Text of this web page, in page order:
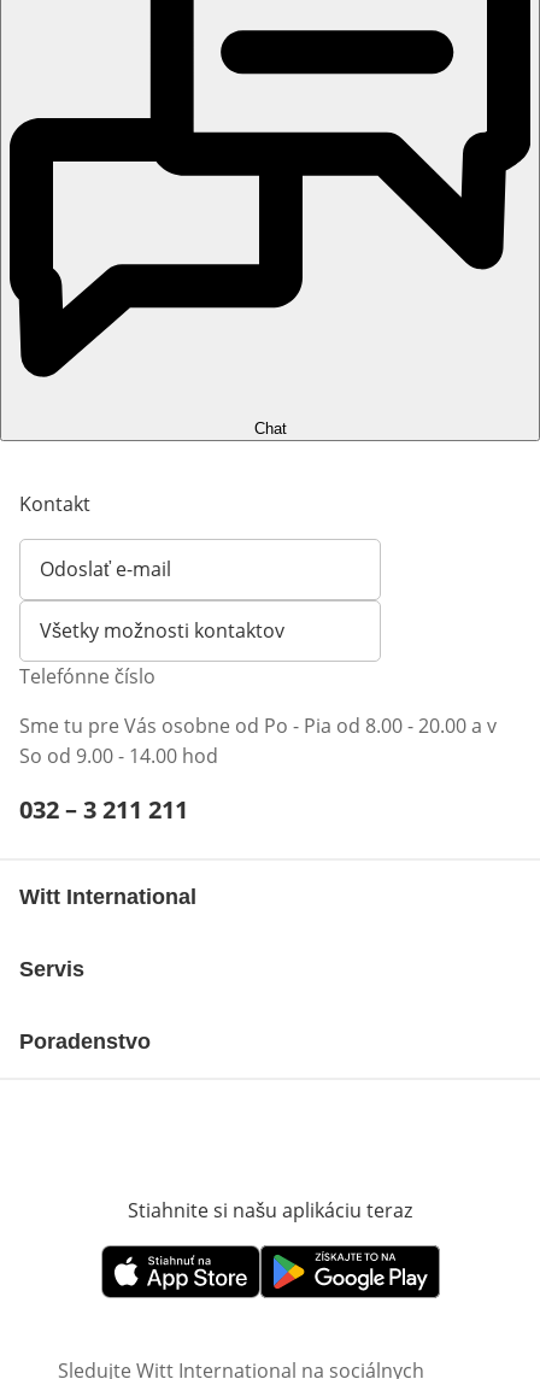
Chat
Kontakt
Odoslať e-mail
Otvorí e-mailového klienta
Všetky možnosti kontaktov
Telefónne číslo
Sme tu pre Vás osobne od Po - Pia od 8.00 - 20.00 a v
So od 9.00 - 14.00 hod
Telefónne číslo:
032 – 3 211 211
Witt International
Servis
Poradenstvo
Stiahnite si našu aplikáciu teraz
Otvorí sa vnovom okneOtvorí sa vnovom okne
Sledujte Witt International na sociálnych